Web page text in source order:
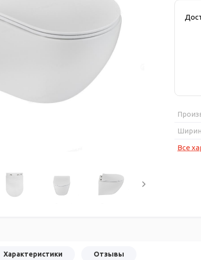
Все
Характеристики Отзывы